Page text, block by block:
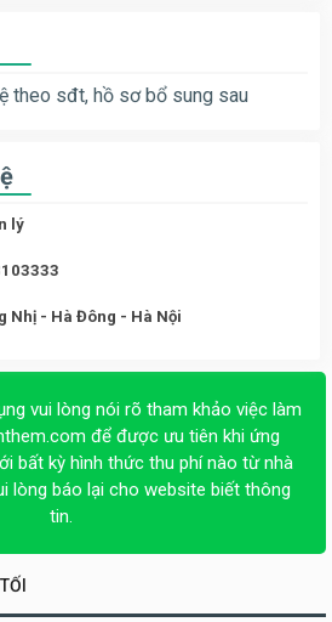
theo sđt, hồ sơ bổ sung sau
lý
Nhị - Hà Đông - Hà Nội
vui lòng nói rõ tham khảo việc làm
để được ưu tiên khi ứng
bất kỳ hình thức thu phí nào từ nhà
lòng báo lại cho website biết thông
tin.